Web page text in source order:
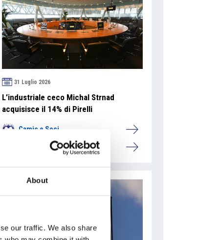
About
our traffic. We also share
31 Luglio 2026
L’industriale ceco Michal Strnad
acquisisce il 14% di Pirelli
Camic e Soci